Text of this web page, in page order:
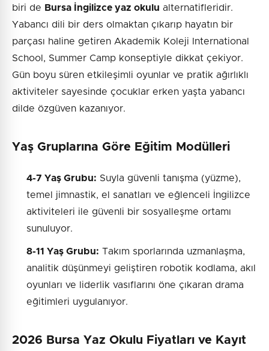
biri de Bursa İngilizce yaz okulu alternatifleridir.
Yabancı dili bir ders olmaktan çıkarıp hayatın bir
parçası haline getiren Akademik Koleji International
School, Summer Camp konseptiyle dikkat çekiyor.
Gün boyu süren etkileşimli oyunlar ve pratik ağırlıklı
aktiviteler sayesinde çocuklar erken yaşta yabancı
dilde özgüven kazanıyor.
Yaş Gruplarına Göre Eğitim Modülleri
4-7 Yaş Grubu: Suyla güvenli tanışma (yüzme),
temel jimnastik, el sanatları ve eğlenceli İngilizce
aktiviteleri ile güvenli bir sosyalleşme ortamı
sunuluyor.
8-11 Yaş Grubu: Takım sporlarında uzmanlaşma,
analitik düşünmeyi geliştiren robotik kodlama, akıl
oyunları ve liderlik vasıflarını öne çıkaran drama
eğitimleri uygulanıyor.
2026 Bursa Yaz Okulu Fiyatları ve Kayıt